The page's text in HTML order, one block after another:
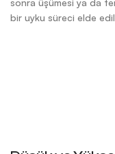
bir uyku süreci elde